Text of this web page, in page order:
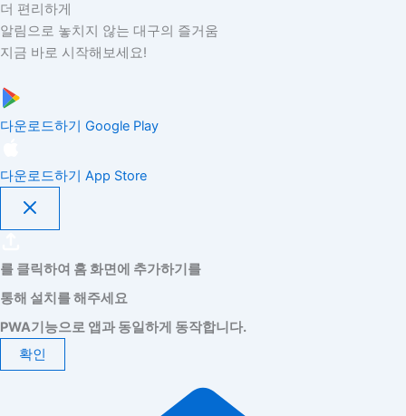
더 편리하게
알림으로 놓치지 않는 대구의 즐거움
지금 바로 시작해보세요!
다운로드하기 Google Play
다운로드하기 App Store
를 클릭하여 홈 화면에 추가하기를
통해 설치를 해주세요
PWA기능으로 앱과 동일하게 동작합니다.
확인